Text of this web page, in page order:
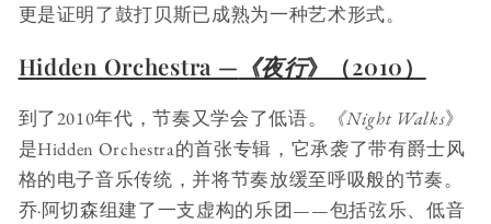
更是证明了鼓打贝斯已成熟为一种艺术形式。
Hidden Orchestra — 《夜行》（2010）
到了2010年代，节奏又学会了低语。 《Night Walks》
是Hidden Orchestra的首张专辑，它承袭了带有爵士风
格的电子音乐传统，并将节奏放缓至呼吸般的节奏。
乔·阿切森组建了一支虚构的乐团——包括弦乐、低音